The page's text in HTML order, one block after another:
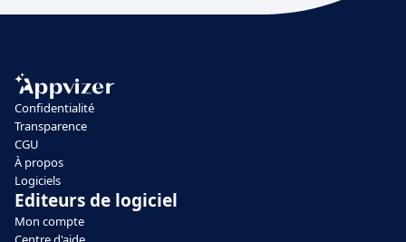
Confidentialité
Transparence
CGU
À propos
Logiciels
Editeurs de logiciel
Mon compte